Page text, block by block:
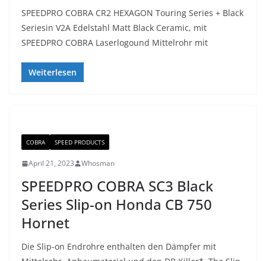
SPEEDPRO COBRA CR2 HEXAGON Touring Series + Black
Seriesin V2A Edelstahl Matt Black Ceramic, mit
SPEEDPRO COBRA Laserlogound Mittelrohr mit
Weiterlesen
COBRA SPEED PRODUCTS
April 21, 2023 Whosman
SPEEDPRO COBRA SC3 Black
Series Slip-on Honda CB 750
Hornet
Die Slip-on Endrohre enthalten den Dämpfer mit